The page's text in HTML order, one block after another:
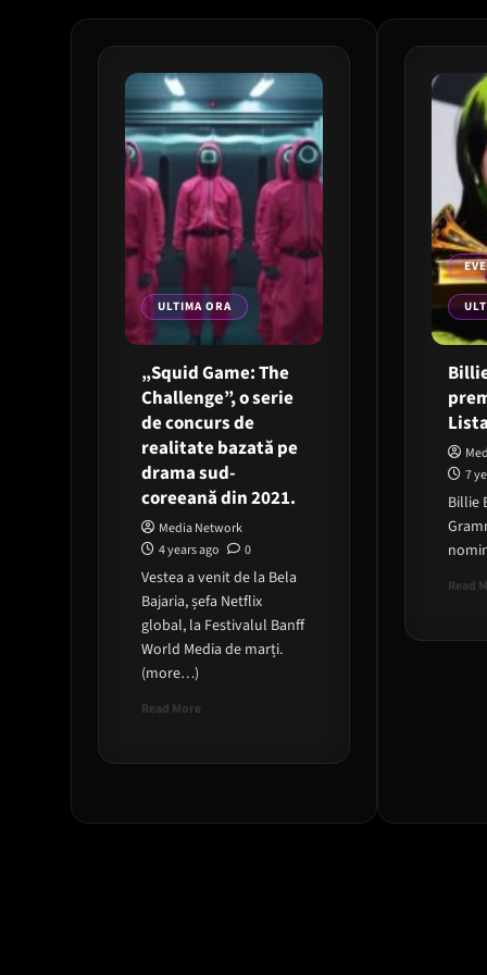
ULTIMA ORA
„Squid Game: The
Challenge”, o serie
de concurs de
realitate bazată pe
drama sud-
coreeană din 2021.
Media Network
4 years ago
0
Vestea a venit de la Bela
Bajaria, șefa Netflix
global, la Festivalul Banff
World Media de marți.
(more…)
Read MoreRead
„Squid
Challenge”,
7
Billie
Read